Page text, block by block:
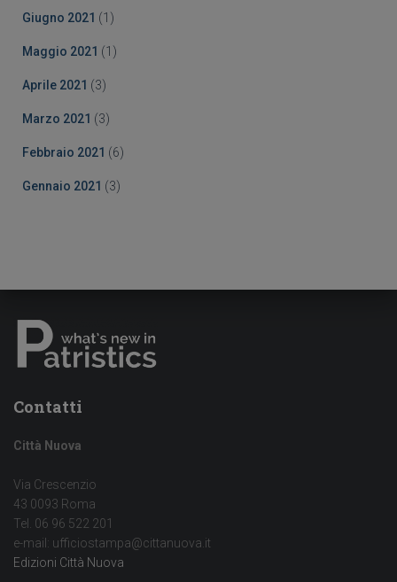
Giugno 2021 (1)
Maggio 2021 (1)
Aprile 2021 (3)
Marzo 2021 (3)
Febbraio 2021 (6)
Gennaio 2021 (3)
Contatti
Città Nuova
Via Crescenzio
43 0093 Roma
Tel. 06 96 522 201
e-mail: ufficiostampa@cittanuova.it
Edizioni Città Nuova